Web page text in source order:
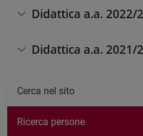
Didattica a.a. 2022/
Didattica a.a. 2021/
Cerca nel sito
Ricerca persone